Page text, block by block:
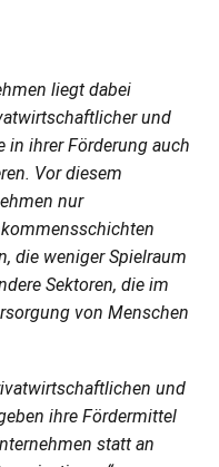
liegt dabei
und
in ihrer Förderung auch
Vor diesem
nur
die weniger Spielraum
Sektoren, die im
von Menschen
und
ihre Fördermittel
statt an